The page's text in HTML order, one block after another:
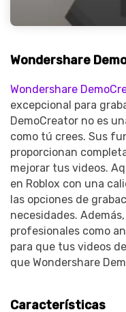
Wondershare
Wondershare
excepcional para
DemoCreator no es
como tú crees. Sus
proporcionan
mejorar tus videos.
en Roblox con una
las opciones de
necesidades.
profesionales como
para que tus videos
que Wondershare
Características